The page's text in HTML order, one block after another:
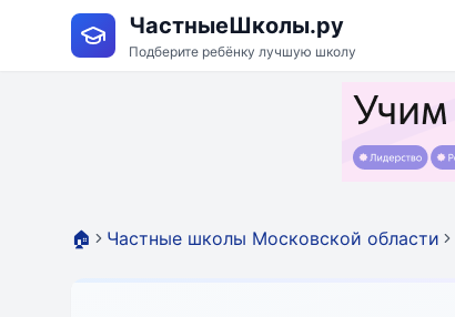
ЧастныеШколы.ру
Подберите ребёнку лучшую школу
🏠 Частные школы Московской области